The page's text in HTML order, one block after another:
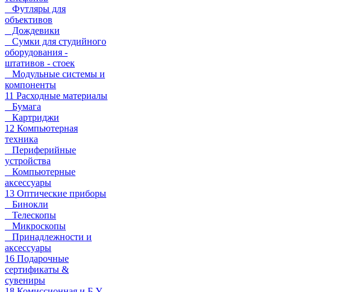
Футляры для
объективов
Дождевики
Сумки для студийного
оборудования -
штативов - стоек
Модульные системы и
компоненты
11 Расходные материалы
Бумага
Картриджи
12 Компьютерная
техника
Периферийные
устройства
Компьютерные
аксессуары
13 Оптические приборы
Бинокли
Телескопы
Микроскопы
Принадлежности и
аксессуары
16 Подарочные
сертификаты &
сувениры